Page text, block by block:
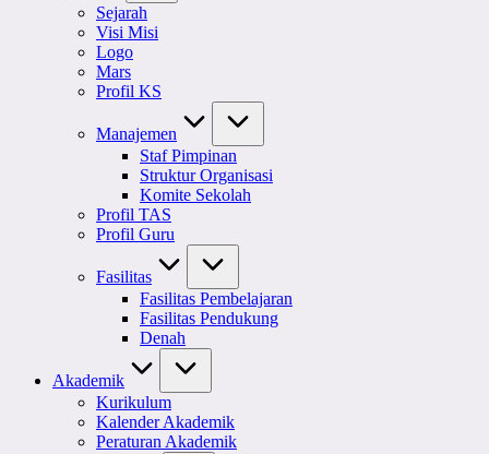
Sejarah
Visi Misi
Logo
Mars
Profil KS
Manajemen
Staf Pimpinan
Struktur Organisasi
Komite Sekolah
Profil TAS
Profil Guru
Fasilitas
Fasilitas Pembelajaran
Fasilitas Pendukung
Denah
Akademik
Kurikulum
Kalender Akademik
Peraturan Akademik